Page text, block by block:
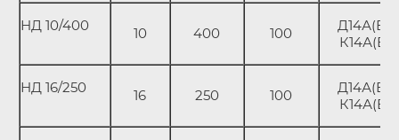
НД 10/400 10 400 100
Д14А(В);
К14А(В)
НД 16/250 16 250 100
Д14А(В);
К14А(В)